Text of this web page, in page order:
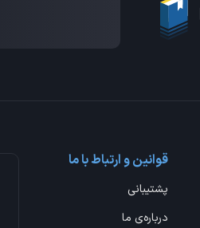
قوانین و ارتباط با ما
پشتیبانی
درباره‌ی ما